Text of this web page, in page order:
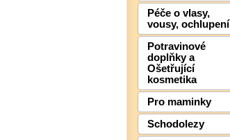
Péče o vlasy,
vousy, ochlupení
Potravinové
doplňky a
Ošetřující
kosmetika
Pro maminky
Schodolezy